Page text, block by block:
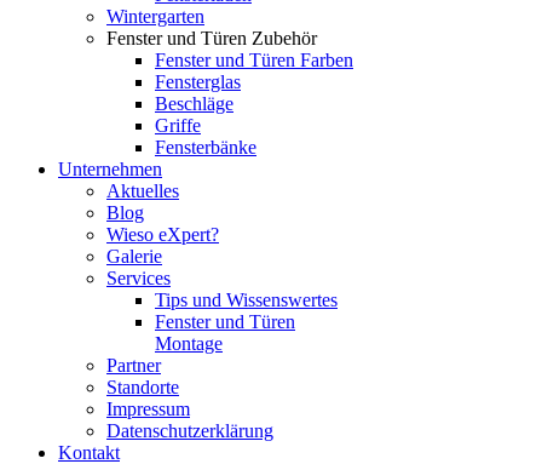
Wintergarten
Fenster und Türen Zubehör
Fenster und Türen Farben
Fensterglas
Beschläge
Griffe
Fensterbänke
Unternehmen
Aktuelles
Blog
Wieso eXpert?
Galerie
Services
Tips und Wissenswertes
Fenster und Türen
Montage
Partner
Standorte
Impressum
Datenschutzerklärung
Kontakt